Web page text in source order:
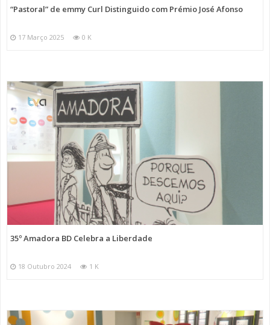
“Pastoral” de emmy Curl Distinguido com Prémio José Afonso
17 Março 2025 0 K
35º Amadora BD Celebra a Liberdade
18 Outubro 2024 1 K